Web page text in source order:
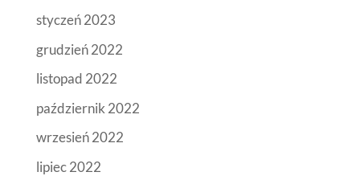
styczeń 2023
grudzień 2022
listopad 2022
październik 2022
wrzesień 2022
lipiec 2022